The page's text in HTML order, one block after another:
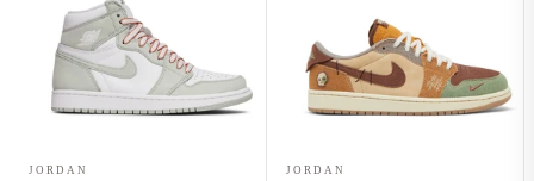
JORDAN JORDAN